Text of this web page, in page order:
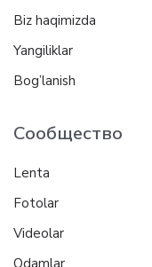
Biz haqimizda
Yangiliklar
Bog’lanish
Сообщество
Lenta
Fotolar
Videolar
Odamlar